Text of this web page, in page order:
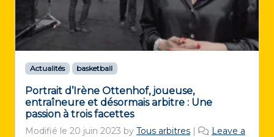
Actualités basketball
Portrait d’Irène Ottenhof, joueuse,
entraîneure et désormais arbitre : Une
passion à trois facettes
Modifié le 20 juin 2023 by Tous arbitres |
Leave a